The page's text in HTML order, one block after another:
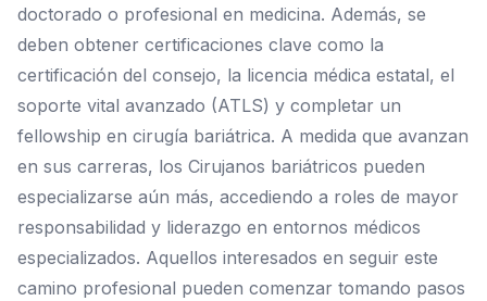
doctorado o profesional en medicina. Además, se
deben obtener certificaciones clave como la
certificación del consejo, la licencia médica estatal, el
soporte vital avanzado (ATLS) y completar un
fellowship en cirugía bariátrica. A medida que avanzan
en sus carreras, los Cirujanos bariátricos pueden
especializarse aún más, accediendo a roles de mayor
responsabilidad y liderazgo en entornos médicos
especializados. Aquellos interesados en seguir este
camino profesional pueden comenzar tomando pasos